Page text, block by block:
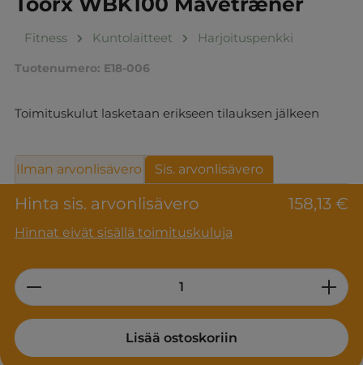
Fitness Kuntolaitteet Harjoituspenkki
Tuotenumero: E18-006
Toimituskulut lasketaan erikseen tilauksen jälkeen
Hinta sis. arvonlisävero 158,13 €
Hinnat eivät sisällä toimituskuluja
Ilman arvonlisävero Sis. arvonlisävero
Product Quantity: Enter the desired
Lisää ostoskoriin